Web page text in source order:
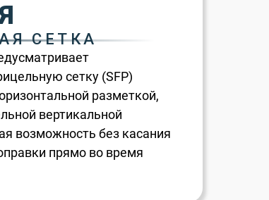
СЕТКА
сетку (SFP)
разметкой,
вертикальной
возможность без касания
прямо во время